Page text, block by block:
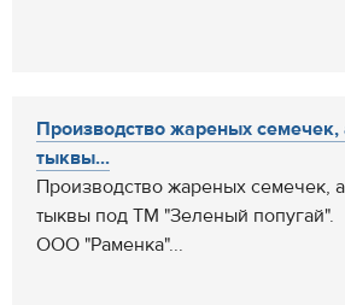
Производство жареных семечек,
тыквы...
Производство жареных семечек,
тыквы под ТМ "Зеленый попугай".
ООО "Раменка"...